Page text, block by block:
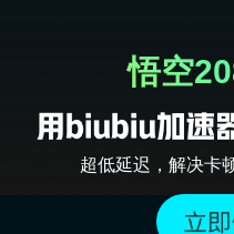
悟空
超低延迟，解决卡